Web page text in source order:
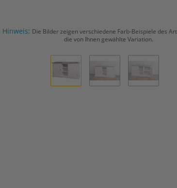
Hinweis: Die Bilder zeigen verschiedene Farb-Beispiele des
die von Ihnen gewählte Variation.